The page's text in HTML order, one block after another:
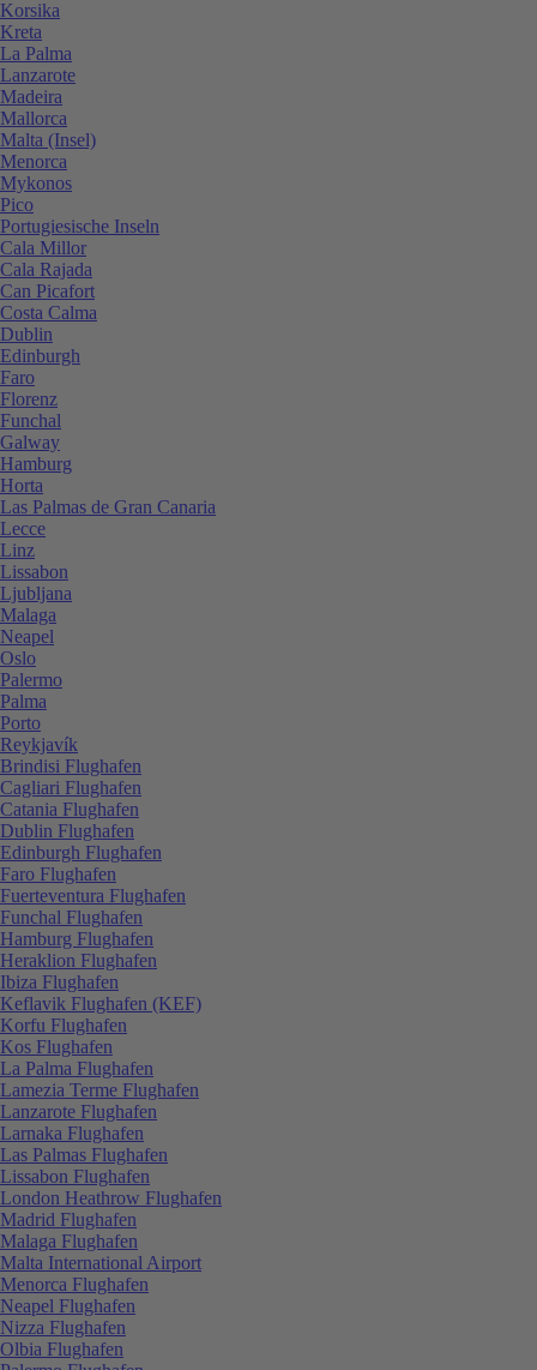
Korsika
Kreta
La Palma
Lanzarote
Madeira
Mallorca
Malta (Insel)
Menorca
Mykonos
Pico
Portugiesische Inseln
Cala Millor
Cala Rajada
Can Picafort
Costa Calma
Dublin
Edinburgh
Faro
Florenz
Funchal
Galway
Hamburg
Horta
Las Palmas de Gran Canaria
Lecce
Linz
Lissabon
Ljubljana
Malaga
Neapel
Oslo
Palermo
Palma
Porto
Reykjavík
Brindisi Flughafen
Cagliari Flughafen
Catania Flughafen
Dublin Flughafen
Edinburgh Flughafen
Faro Flughafen
Fuerteventura Flughafen
Funchal Flughafen
Hamburg Flughafen
Heraklion Flughafen
Ibiza Flughafen
Keflavik Flughafen (KEF)
Korfu Flughafen
Kos Flughafen
La Palma Flughafen
Lamezia Terme Flughafen
Lanzarote Flughafen
Larnaka Flughafen
Las Palmas Flughafen
Lissabon Flughafen
London Heathrow Flughafen
Madrid Flughafen
Malaga Flughafen
Malta International Airport
Menorca Flughafen
Neapel Flughafen
Nizza Flughafen
Olbia Flughafen